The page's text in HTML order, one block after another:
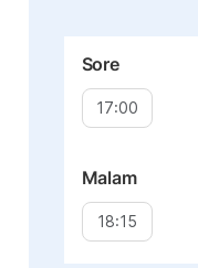
Sore
17:00
Malam
18:15